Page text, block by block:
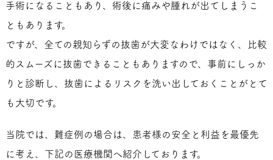
手術になることもあり、術後に痛みや腫れが出てしまうこ
ともあります。
ですが、全ての親知らずの抜歯が大変なわけではなく、比較
的スムーズに抜歯できることもありますので、事前にしっか
りと診断し、抜歯によるリスクを洗い出しておくことがとて
も大切です。
当院では、難症例の場合は、患者様の安全と利益を最優先
に考え、下記の医療機関へ紹介しております。